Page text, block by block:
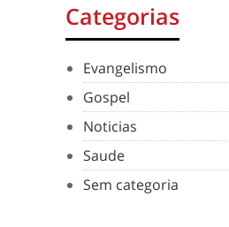
Categorias
Evangelismo
Gospel
Noticias
Saude
Sem categoria